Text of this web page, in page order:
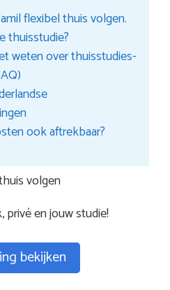
flexibel thuis volgen.
thuisstudie?
weten over thuisstudies-
ook aftrekbaar?
volgen
privé en jouw studie!
bekijken